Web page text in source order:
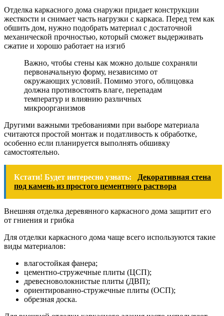
Отделка каркасного дома снаружи придает конструкции
жесткости и снимает часть нагрузки с каркаса. Перед тем как
обшить дом, нужно подобрать материал с достаточной
механической прочностью, который сможет выдерживать
сжатие и хорошо работает на изгиб
Важно, чтобы стены как можно дольше сохраняли
первоначальную форму, независимо от
окружающих условий. Помимо этого, облицовка
должна противостоять влаге, перепадам
температур и влиянию различных
микроорганизмов
Другими важными требованиями при выборе материала
считаются простой монтаж и податливость к обработке,
особенно если планируется выполнять обшивку
самостоятельно.
Кстати! Будет интересно узнать:
Декоративная стена
под камень из простого цементного раствора
Внешняя отделка деревянного каркасного дома защитит его
от гниения и грибка
Для отделки каркасного дома чаще всего используются такие
виды материалов:
влагостойкая фанера;
цементно-стружечные плиты (ЦСП);
древесноволокнистые плиты (ДВП);
ориентированно-стружечные плиты (ОСП);
обрезная доска.